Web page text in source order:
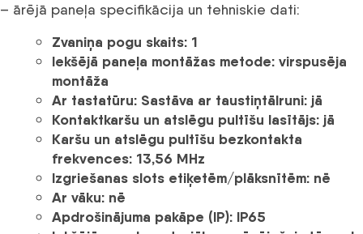
– ārējā paneļa specifikācija un tehniskie dati:
Zvaniņa pogu skaits: 1
Iekšējā paneļa montāžas metode: virspusēja
montāža
Ar tastatūru: Sastāva ar taustiņtālruni: jā
Kontaktkaršu un atslēgu pultīšu lasītājs: jā
Karšu un atslēgu pultīšu bezkontakta
frekvences: 13,56 MHz
Izgriešanas slots etiķetēm/plāksnītēm: nē
Ar vāku: nē
Apdrošinājuma pakāpe (IP): IP65